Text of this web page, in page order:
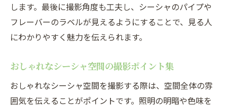
します。最後に撮影角度も工夫し、シーシャのパイプや
フレーバーのラベルが見えるようにすることで、見る人
にわかりやすく魅力を伝えられます。
おしゃれなシーシャ空間の撮影ポイント集
おしゃれなシーシャ空間を撮影する際は、空間全体の雰
囲気を伝えることがポイントです。照明の明暗や色味を